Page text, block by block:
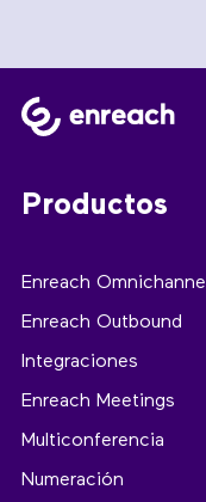
Productos
Enreach Omnichannel
Enreach Outbound
Integraciones
Enreach Meetings
Multiconferencia
Numeración